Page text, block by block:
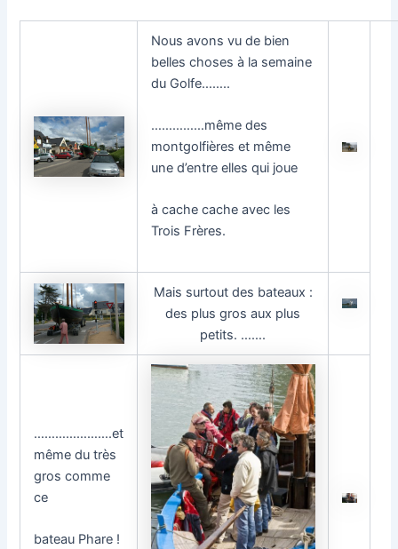
Nous avons vu de bien
belles choses à la semaine
du Golfe……..
……………même des
montgolfières et même
une d’entre elles qui joue
à cache cache avec les
Trois Frères.
Mais surtout des bateaux :
des plus gros aux plus
petits. …….
………………….et
même du très
gros comme
ce
bateau Phare !